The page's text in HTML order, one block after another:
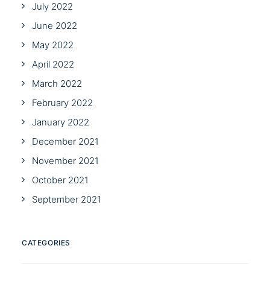
July 2022
June 2022
May 2022
April 2022
March 2022
February 2022
January 2022
December 2021
November 2021
October 2021
September 2021
CATEGORIES